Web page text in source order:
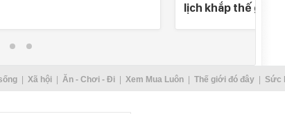
lịch khắp thế gian
Xã hội Ăn - Chơi - Đi Xem Mua Luôn Thế giới đó đây Sức